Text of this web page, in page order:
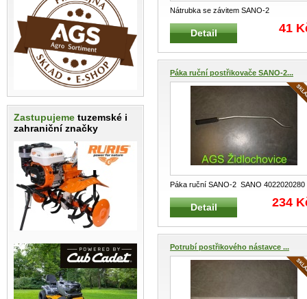
Zastupujeme tuzemské i
zahraniční značky
Nátrubka se závitem SANO-2
Přechodový nátrubek na hadici
post...Detail 41
Páka ruční postřikovače SANO-2...
Páka ruční SANO-2 SANO 4022020280
Ruční páka zádového postřikovače...
Detail 234
Potrubí postřikového nástavce ...